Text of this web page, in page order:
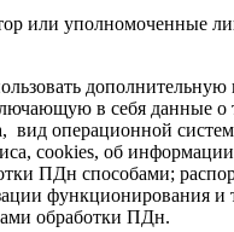
или уполномоченные
в себя данные о
вид операционной
cookies, об
ПДн способами;
функционирования и
обработки ПДн.